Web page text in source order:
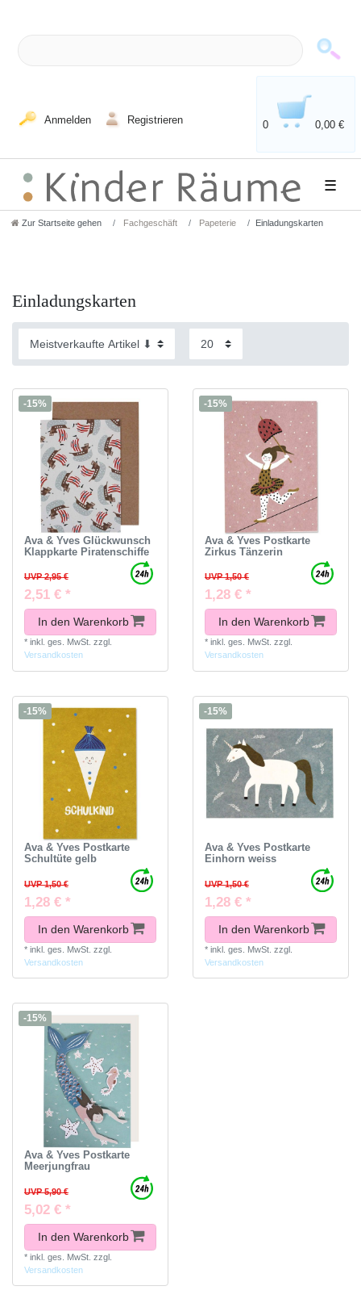
Anmelden Registrieren 0 0,00 €
☰
Zur Startseite gehen Fachgeschäft Papeterie Einladungskarten
Einladungskarten
-15%
Ava & Yves Glückwunsch
Klappkarte Piratenschiffe
UVP 2,95 €
2,51 € *
In den Warenkorb
* inkl. ges. MwSt. zzgl.
Versandkosten
-15%
Ava & Yves Postkarte
Zirkus Tänzerin
UVP 1,50 €
1,28 € *
In den Warenkorb
* inkl. ges. MwSt. zzgl.
Versandkosten
-15%
Ava & Yves Postkarte
Schultüte gelb
UVP 1,50 €
1,28 € *
In den Warenkorb
* inkl. ges. MwSt. zzgl.
Versandkosten
-15%
Ava & Yves Postkarte
Einhorn weiss
UVP 1,50 €
1,28 € *
In den Warenkorb
* inkl. ges. MwSt. zzgl.
Versandkosten
-15%
Ava & Yves Postkarte
Meerjungfrau
UVP 5,90 €
5,02 € *
In den Warenkorb
* inkl. ges. MwSt. zzgl.
Versandkosten